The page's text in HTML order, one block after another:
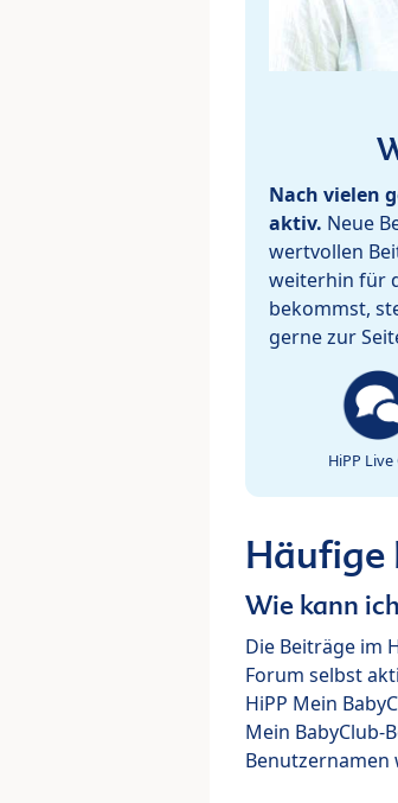
Nach vielen
aktiv. Neue
wertvollen
weiterhin für
bekommst,
gerne zur
HiPP
Häufige
Wie kann
Die Beiträge im
Forum selbst
HiPP Mein
Mein
Benutzernamen